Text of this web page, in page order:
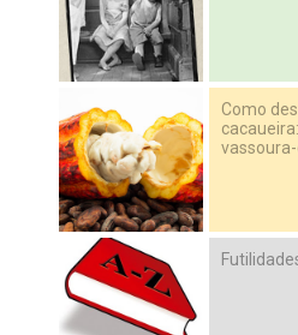
Como